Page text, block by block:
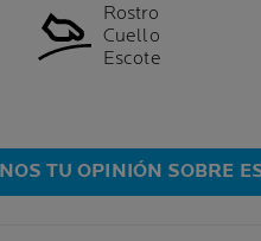
Rostro
Cuello
Escote
TU OPINIÓN SOBRE